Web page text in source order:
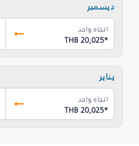
ديسمبر
اتجاه واحد
THB 20,025*
يناير
اتجاه واحد
THB 20,025*